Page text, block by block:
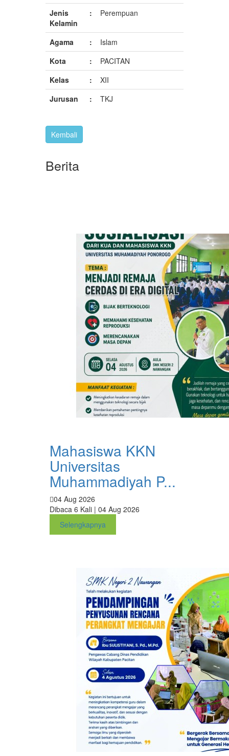
Jenis
Kelamin
: Perempuan
Agama :
Islam
Kota
:
PACITAN
Kelas
:
XII
Jurusan
: TKJ
Berita
Mahasiswa KKN
Universitas
Muhammadiyah P...
04 Aug 2026
Dibaca 6 Kali | 04 Aug 2026
Selengkapnya